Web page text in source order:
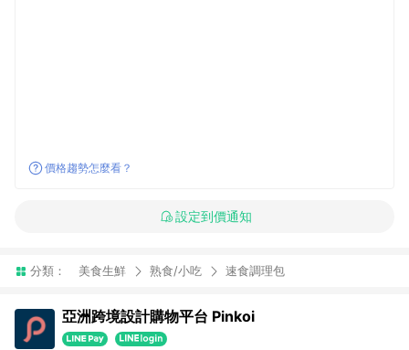
價格趨勢怎麼看？
設定到價通知
分類： 美食生鮮 熟食/小吃 速食調理包
亞洲跨境設計購物平台 Pinkoi